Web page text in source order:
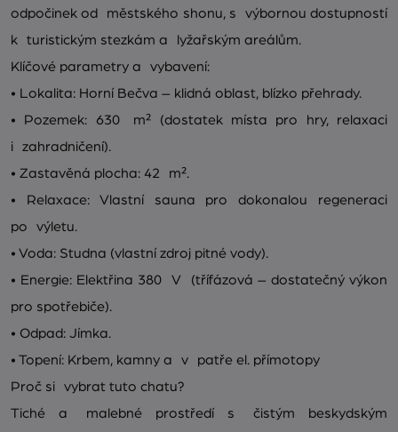
odpočinek od městského shonu, s výbornou dostupností
k turistickým stezkám a lyžařským areálům.
Klíčové parametry a vybavení:
• Lokalita: Horní Bečva – klidná oblast, blízko přehrady.
• Pozemek: 630 m² (dostatek místa pro hry, relaxaci
i zahradničení).
• Zastavěná plocha: 42 m².
• Relaxace: Vlastní sauna pro dokonalou regeneraci
po výletu.
• Voda: Studna (vlastní zdroj pitné vody).
• Energie: Elektřina 380 V (třífázová – dostatečný výkon
pro spotřebiče).
• Odpad: Jímka.
• Topení: Krbem, kamny a v patře el. přímotopy
Proč si vybrat tuto chatu?
Tiché a malebné prostředí s čistým beskydským